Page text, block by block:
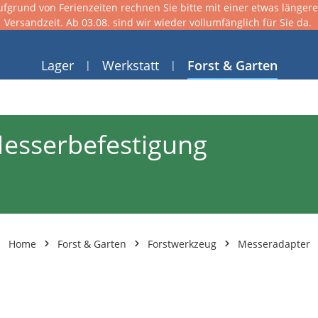
von Ferienzeiten rechnen Sie bitte mit einer etwas
Versandzeit. Ab 03.08. sind wir wieder vollumfänglich für Sie da.
Lager Werkstatt Forst & Garten
Home Forst & Garten Forstwerkzeug Messeradapter